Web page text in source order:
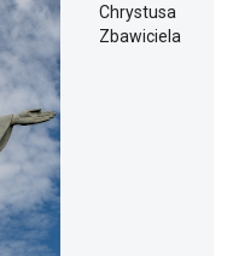
Chrystusa
Zbawiciela